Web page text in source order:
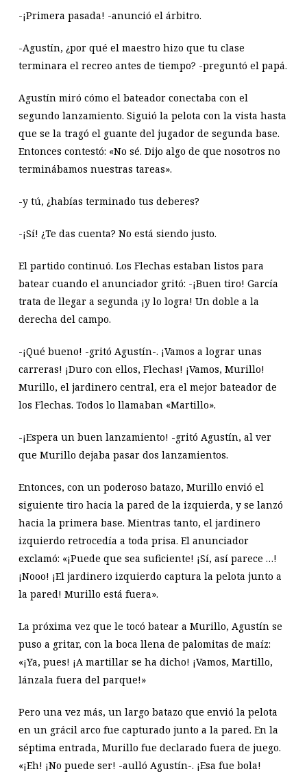
-¡Primera pasada! -anunció el árbitro.
-Agustín, ¿por qué el maestro hizo que tu clase
terminara el recreo antes de tiempo? -preguntó el papá.
Agustín miró cómo el bateador conectaba con el
segundo lanzamiento. Siguió la pelota con la vista hasta
que se la tragó el guante del jugador de segunda base.
Entonces contestó: «No sé. Dijo algo de que nosotros no
terminábamos nuestras tareas».
-y tú, ¿habías terminado tus deberes?
-¡Sí! ¿Te das cuenta? No está siendo justo.
El partido continuó. Los Flechas estaban listos para
batear cuando el anunciador gritó: -¡Buen tiro! García
trata de llegar a segunda ¡y lo logra! Un doble a la
derecha del campo.
-¡Qué bueno! -gritó Agustín-. ¡Vamos a lograr unas
carreras! ¡Duro con ellos, Flechas! ¡Vamos, Murillo!
Murillo, el jardinero central, era el mejor bateador de
los Flechas. Todos lo llamaban «Martillo».
-¡Espera un buen lanzamiento! -gritó Agustín, al ver
que Murillo dejaba pasar dos lanzamientos.
Entonces, con un poderoso batazo, Murillo envió el
siguiente tiro hacia la pared de la izquierda, y se lanzó
hacia la primera base. Mientras tanto, el jardinero
izquierdo retrocedía a toda prisa. El anunciador
exclamó: «¡Puede que sea suficiente! ¡Sí, así parece …!
¡Nooo! ¡El jardinero izquierdo captura la pelota junto a
la pared! Murillo está fuera».
La próxima vez que le tocó batear a Murillo, Agustín se
puso a gritar, con la boca llena de palomitas de maíz:
«¡Ya, pues! ¡A martillar se ha dicho! ¡Vamos, Martillo,
lánzala fuera del parque!»
Pero una vez más, un largo batazo que envió la pelota
en un grácil arco fue capturado junto a la pared. En la
séptima entrada, Murillo fue declarado fuera de juego.
«¡Eh! ¡No puede ser! -aulló Agustín-. ¡Esa fue bola!